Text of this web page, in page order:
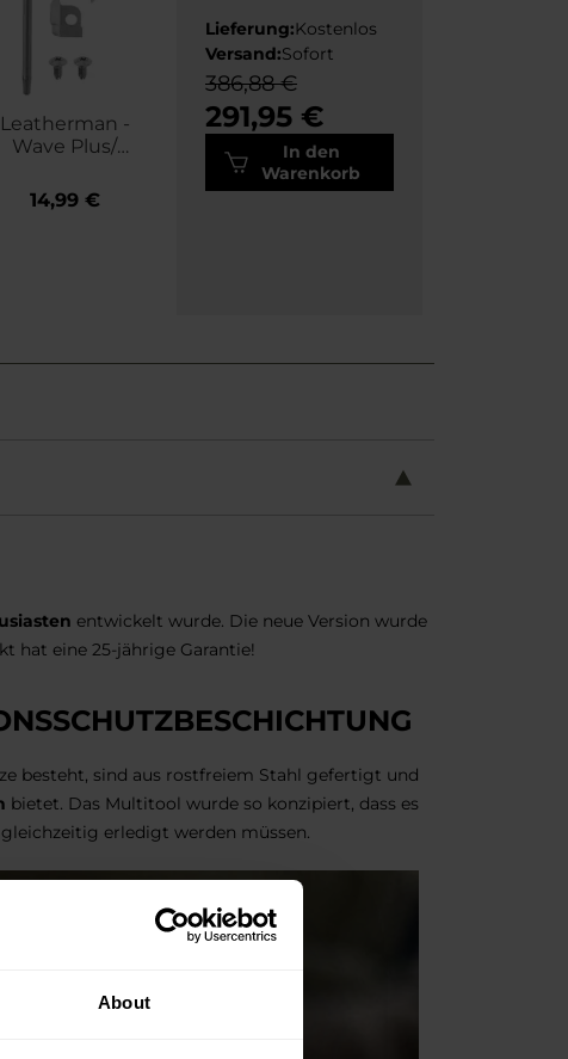
About
Leatherman -
Wave Plus/
OHT/ Super Tool
Surge/ Rebar/
14,99 €
Lieferung:Kostenlos
Versand:Sofort
386,88 €
291,95 €
In den
Warenkorb
entwickelt wurde. Die neue Version wurde
hat eine 25-jährige Garantie!
besteht, sind aus rostfreiem Stahl gefertigt und
bietet. Das Multitool wurde so konzipiert, dass es
erledigt werden müssen.